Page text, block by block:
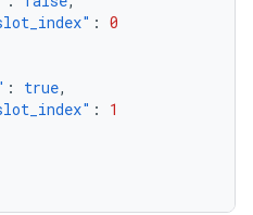
: 0
: true,
:
1